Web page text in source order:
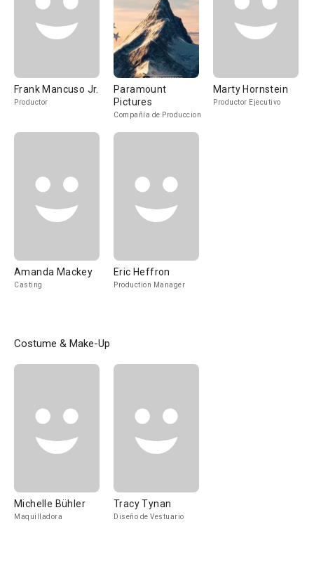
Frank Mancuso Jr.
Productor
Paramount
Pictures
Compañía de Produccion
Marty Hornstein
Productor Ejecutivo
Amanda Mackey
Casting
Eric Heffron
Production Manager
Costume & Make-Up
Michelle Bühler
Maquilladora
Tracy Tynan
Diseño de Vestuario